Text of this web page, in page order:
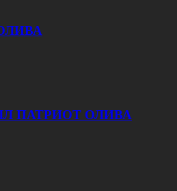
ПАТРИОТ ОЛИВА